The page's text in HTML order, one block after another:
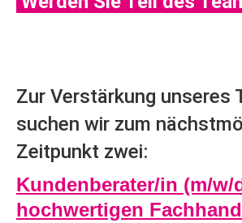
Zur Verstärkung unseres
suchen wir zum
Zeitpunkt zwei:
Kundenberater/in (m/w/
hochwertigen